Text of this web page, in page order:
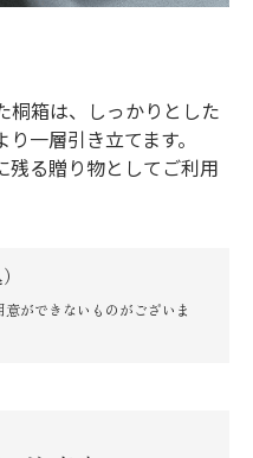
桐箱は、しっかりとした
一層引き立てます。
残る贈り物としてご利用
ができないものがございま